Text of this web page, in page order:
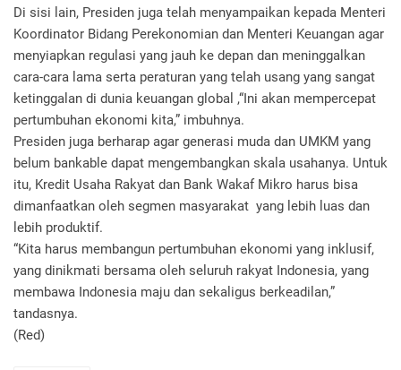
Di sisi lain, Presiden juga telah menyampaikan kepada Menteri
Koordinator Bidang Perekonomian dan Menteri Keuangan agar
menyiapkan regulasi yang jauh ke depan dan meninggalkan
cara-cara lama serta peraturan yang telah usang yang sangat
ketinggalan di dunia keuangan global ,“Ini akan mempercepat
pertumbuhan ekonomi kita,” imbuhnya.
Presiden juga berharap agar generasi muda dan UMKM yang
belum bankable dapat mengembangkan skala usahanya. Untuk
itu, Kredit Usaha Rakyat dan Bank Wakaf Mikro harus bisa
dimanfaatkan oleh segmen masyarakat yang lebih luas dan
lebih produktif.
“Kita harus membangun pertumbuhan ekonomi yang inklusif,
yang dinikmati bersama oleh seluruh rakyat Indonesia, yang
membawa Indonesia maju dan sekaligus berkeadilan,”
tandasnya.
(Red)